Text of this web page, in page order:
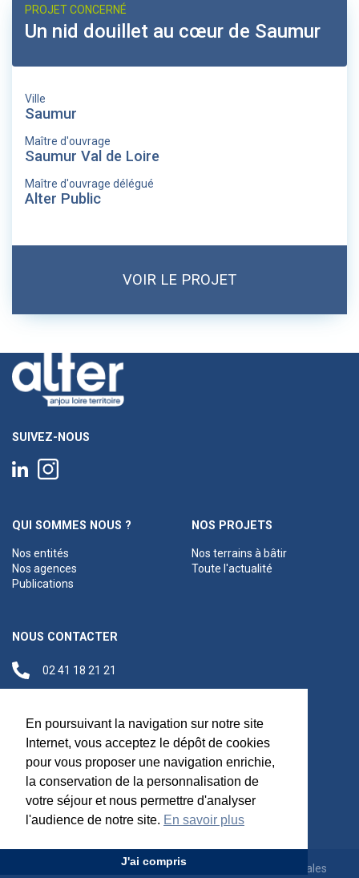
En poursuivant la navigation sur notre site
Internet, vous acceptez le dépôt de cookies
pour vous proposer une navigation enrichie,
la conservation de la personnalisation de
votre séjour et nous permettre d'analyser
l'audience de notre site. En savoir plus
J'ai compris
PROJET CONCERNÉ
Un nid douillet au cœur de Saumur
Ville
Saumur
Maître d'ouvrage
Saumur Val de Loire
Maître d'ouvrage délégué
Alter Public
VOIR LE PROJET
SUIVEZ-NOUS
QUI SOMMES NOUS ?
Nos entités
Nos agences
Publications
NOS PROJETS
Nos terrains à bâtir
Toute l'actualité
NOUS CONTACTER
02 41 18 21 21
Siège social
Maréchal Foch,
49100 Angers
Rejoignez-nous Mentions légales